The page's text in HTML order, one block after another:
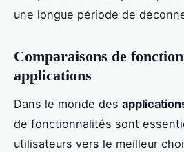
une longue période de
Comparaisons de
applications
Dans le monde des
de fonctionnalités sont
utilisateurs vers le meilleur